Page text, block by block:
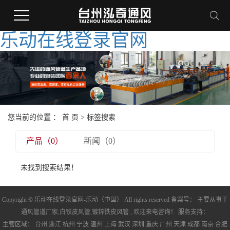
乐动在线登录官网
您当前的位置 ： 首 页 > 标签搜索
产品（0） 新闻（0）
未找到搜索结果！
Copyright © 乐动在线登录官网-乐动（中国） All rights reserved 备案号： 主要从事于
通风管道厂家, 白铁皮风管,镀锌铁皮风管 , 欢迎来电咨询！ 服务支持：
主营区域： 台州 浙江 杭州 宁波 温州 上海 武汉 深圳 重庆 广州 天津 成都 南京 合肥